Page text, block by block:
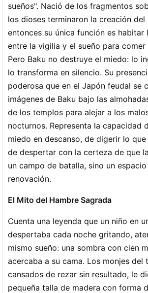
sueños". Nació de los fragmentos
los dioses terminaron la creación del
entonces su única función es habitar
entre la vigilia y el sueño para comer
Pero Baku no destruye el miedo: lo
lo transforma en silencio. Su
poderosa que en el Japón feudal se
imágenes de Baku bajo las
de los templos para alejar a los
nocturnos. Representa la capacidad
miedo en descanso, de digerir lo
de despertar con la certeza de que
un campo de batalla, sino un
renovación.
El Mito del Hambre Sagrada
Cuenta una leyenda que un niño en
despertaba cada noche gritando,
mismo sueño: una sombra con cien
acercaba a su cama. Los monjes del
cansados de rezar sin resultado, le
pequeña talla de madera con forma